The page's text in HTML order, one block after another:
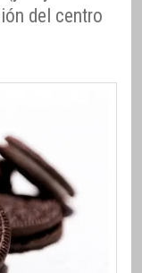
del centro